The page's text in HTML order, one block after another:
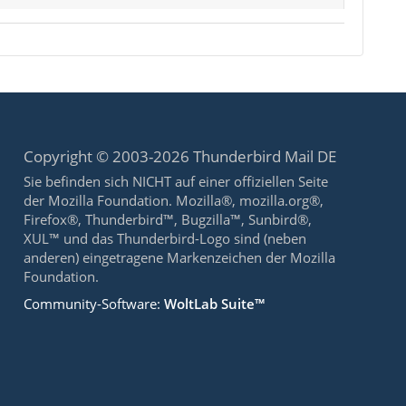
Copyright © 2003-2026 Thunderbird Mail DE
Sie befinden sich NICHT auf einer offiziellen Seite
der Mozilla Foundation. Mozilla®, mozilla.org®,
Firefox®, Thunderbird™, Bugzilla™, Sunbird®,
XUL™ und das Thunderbird-Logo sind (neben
anderen) eingetragene Markenzeichen der Mozilla
Foundation.
Community-Software:WoltLab Suite™